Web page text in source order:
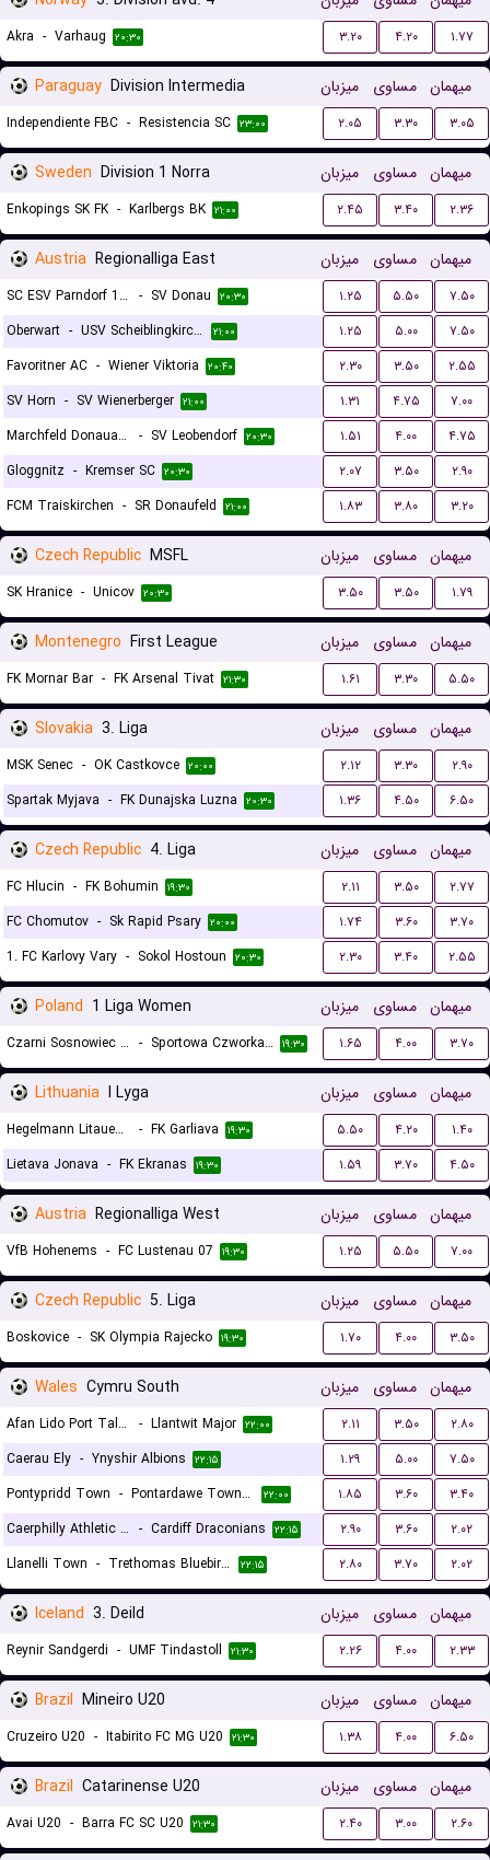
Akra - Varhaug ۲۰:۳۰ ۳.۲۰ ۴.۲۰ ۱.۷۷
Paraguay Division Intermedia میزبان مساوی میهمان
Independiente FBC - Resistencia SC ۲۳:۰۰ ۲.۰۵ ۳.۳۰ ۳.۰۵
Sweden Division 1 Norra میزبان مساوی میهمان
Enkopings SK FK - Karlbergs BK ۲۱:۰۰ ۲.۴۵ ۳.۴۰ ۲.۳۶
Austria Regionalliga East میزبان مساوی میهمان
SC ESV Parndorf 1919 - SV Donau ۲۰:۳۰ ۱.۲۵ ۵.۵۰
۷.۵۰
Oberwart - USV Scheiblingkirchen ۲۱:۰۰ ۱.۲۵ ۵.۰۰
۷.۵۰
Favoritner AC - Wiener Viktoria ۲۰:۴۰ ۲.۳۰ ۳.۵۰
۲.۵۵
SV Horn - SV Wienerberger ۲۱:۰۰ ۱.۳۱ ۴.۷۵
۷.۰۰
Marchfeld Donauauen
- SV Leobendorf ۲۰:۳۰ ۱.۵۱ ۴.۰۰
۴.۷۵
Gloggnitz - Kremser SC ۲۰:۳۰ ۲.۰۷ ۳.۵۰
۲.۹۰
FCM Traiskirchen - SR Donaufeld ۲۱:۰۰ ۱.۸۳ ۳.۸۰ ۳.۲۰
Czech Republic MSFL میزبان مساوی میهمان
SK Hranice - Unicov ۲۰:۳۰ ۳.۵۰ ۳.۵۰ ۱.۷۹
Montenegro First League میزبان مساوی میهمان
FK Mornar Bar - FK Arsenal Tivat ۲۱:۳۰ ۱.۶۱ ۳.۳۰ ۵.۵۰
Slovakia 3. Liga میزبان مساوی میهمان
MSK Senec - OK Castkovce ۲۰:۰۰ ۲.۱۲ ۳.۳۰
۲.۹۰
Spartak Myjava - FK Dunajska Luzna ۲۰:۳۰ ۱.۳۶ ۴.۵۰ ۶.۵۰
Czech Republic 4. Liga میزبان مساوی میهمان
FC Hlucin - FK Bohumin ۱۹:۳۰ ۲.۱۱ ۳.۵۰
۲.۷۷
FC Chomutov - Sk Rapid Psary ۲۰:۰۰ ۱.۷۴ ۳.۶۰
۳.۷۰
1. FC Karlovy Vary - Sokol Hostoun ۲۰:۳۰ ۲.۳۰ ۳.۴۰ ۲.۵۵
Poland 1 Liga Women میزبان مساوی میهمان
Czarni Sosnowiec II (W) - Sportowa Czworka Radom (W) ۱۹:۳۰ ۱.۶۵ ۴.۰۰ ۳.۷۰
Lithuania I Lyga میزبان مساوی میهمان
Hegelmann Litauen II - FK Garliava ۱۹:۳۰ ۵.۵۰ ۴.۲۰
۱.۴۰
Lietava Jonava - FK Ekranas ۱۹:۳۰ ۱.۵۹ ۳.۷۰ ۴.۵۰
Austria Regionalliga West میزبان مساوی میهمان
VfB Hohenems - FC Lustenau 07 ۱۹:۳۰ ۱.۲۵ ۵.۵۰ ۷.۰۰
Czech Republic 5. Liga میزبان مساوی میهمان
Boskovice - SK Olympia Rajecko ۱۹:۳۰ ۱.۷۰ ۴.۰۰ ۳.۵۰
Wales Cymru South میزبان مساوی میهمان
Afan Lido Port Talbot - Llantwit Major ۲۲:۰۰ ۲.۱۱ ۳.۵۰
۲.۸۰
Caerau Ely - Ynyshir Albions ۲۲:۱۵ ۱.۲۹ ۵.۰۰
۷.۵۰
Pontypridd Town - Pontardawe Town A.F.C. ۲۲:۰۰ ۱.۸۵ ۳.۶۰
۳.۴۰
Caerphilly Athletic FC - Cardiff Draconians ۲۲:۱۵ ۲.۹۰ ۳.۶۰
۲.۰۲
Llanelli Town - Trethomas Bluebirds ۲۲:۱۵ ۲.۸۰ ۳.۷۰ ۲.۰۲
Iceland 3. Deild میزبان مساوی میهمان
Reynir Sandgerdi - UMF Tindastoll ۲۱:۳۰ ۲.۲۶ ۴.۰۰ ۲.۳۳
Brazil Mineiro U20 میزبان مساوی میهمان
Cruzeiro U20 - Itabirito FC MG U20 ۲۱:۳۰ ۱.۳۸ ۴.۰۰ ۶.۵۰
Brazil Catarinense U20 میزبان مساوی میهمان
Avai U20 - Barra FC SC U20 ۲۱:۳۰ ۲.۴۰ ۳.۰۰ ۲.۶۰